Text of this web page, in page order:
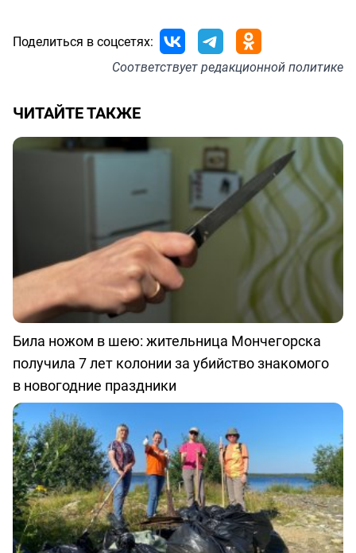
Поделиться в соцсетях:
Соответствуетредакционной политике
ЧИТАЙТЕ ТАКЖЕ
Била ножом в шею: жительница Мончегорска
получила 7 лет колонии за убийство знакомого
в новогодние праздники